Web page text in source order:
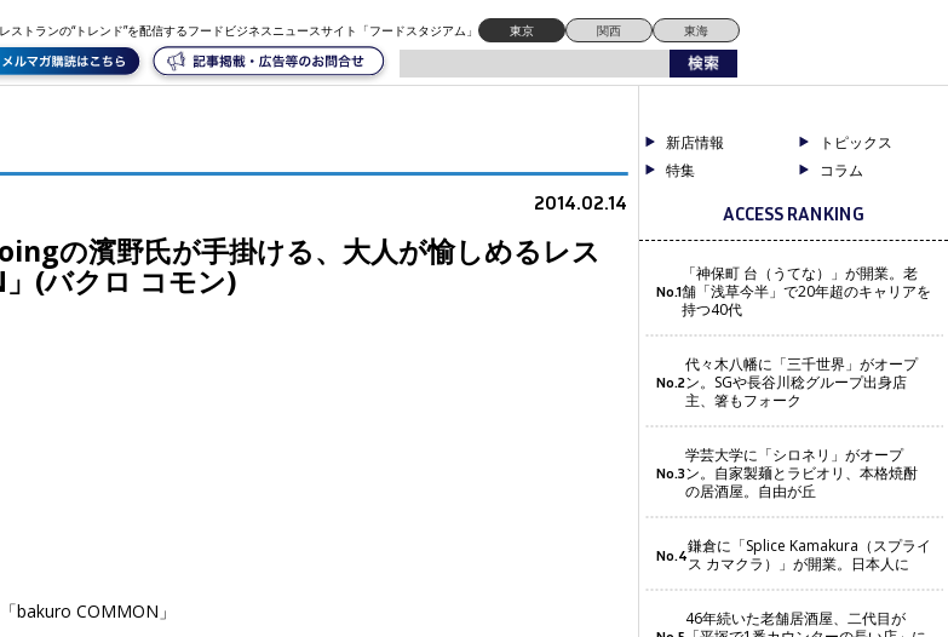
ストランの“トレンド”を配信するフードビジネスニュースサイト「フードスタジアム」 東京 関西 東海
2014.02.14
の濱野氏が手掛ける、大人が愉しめるレス
(バクロ コモン)
bakuro COMMON」
新店情報
トピックス
特集
コラム
ACCESS RANKING
No.1
「神保町 台（うてな）」が開業。老
舗「浅草今半」で20年超のキャリアを
持つ40代
No.2
代々木八幡に「三千世界」がオープ
ン。SGや長谷川稔グループ出身店
主、箸もフォーク
No.3
学芸大学に「シロネリ」がオープ
ン。自家製麺とラビオリ、本格焼酎
の居酒屋。自由が丘
No.4鎌倉に「Splice Kamakura（スプライ
ス カマクラ）」が開業。日本人に
46年続いた老舗居酒屋、二代目が